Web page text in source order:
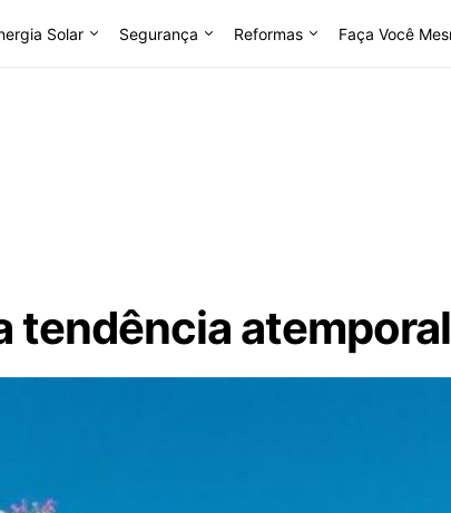
Solar Segurança Reformas Faça Você
tendência atemporal